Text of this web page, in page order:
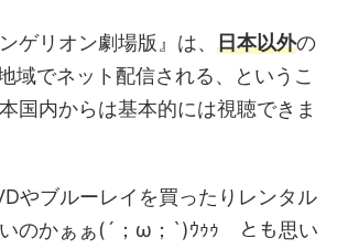
ゲリオン劇場版』は、 日本以外の
域でネット配信される、というこ
国内からは基本的には視聴できま
やブルーレイを買ったりレンタル
いのかぁぁ(´；ω；`)ｳｩｩ とも思い